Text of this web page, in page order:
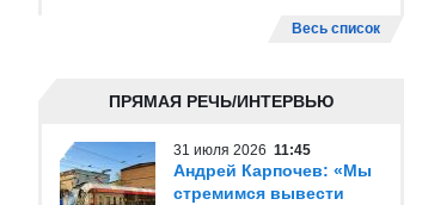
Весь список
ПРЯМАЯ РЕЧЬ/ИНТЕРВЬЮ
31 июля 2026 11:45
Андрей Карпочев: «Мы
стремимся вывести